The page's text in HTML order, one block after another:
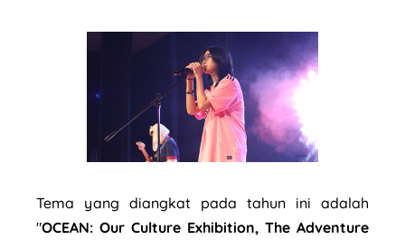
Tema yang diangkat pada tahun ini adalah
"OCEAN: Our Culture Exhibition, The Adventure